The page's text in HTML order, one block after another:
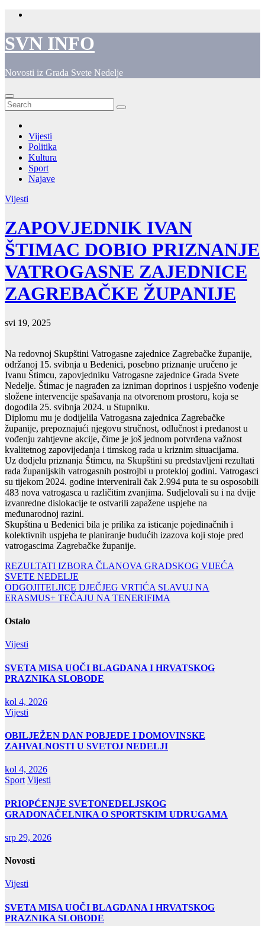
Skip
content
SVN INFO
Novosti iz Grada Svete Nedelje
Vijesti
Politika
Kultura
Sport
Najave
Vijesti
ZAPOVJEDNIK IVAN
ŠTIMAC DOBIO PRIZNANJE
VATROGASNE ZAJEDNICE
ZAGREBAČKE ŽUPANIJE
svi 19, 2025
Na redovnoj Skupštini Vatrogasne zajednice Zagrebačke županije,
održanoj 15. svibnja u Bedenici, posebno priznanje uručeno je
Ivanu Štimcu, zapovjedniku Vatrogasne zajednice Grada Svete
Nedelje. Štimac je nagrađen za izniman doprinos i uspješno vođenje
složene intervencije spašavanja na otvorenom prostoru, koja se
dogodila 25. svibnja 2024. u Stupniku.
Diplomu mu je dodijelila Vatrogasna zajednica Zagrebačke
županije, prepoznajući njegovu stručnost, odlučnost i predanost u
vođenju zahtjevne akcije, čime je još jednom potvrđena važnost
kvalitetnog zapovijedanja i timskog rada u kriznim situacijama.
Uz dodjelu priznanja Štimcu, na Skupštini su predstavljeni rezultati
rada županijskih vatrogasnih postrojbi u protekloj godini. Vatrogasci
su tijekom 2024. godine intervenirali čak 2.994 puta te su osposobili
483 nova vatrogasca u različitim zvanjima. Sudjelovali su i na dvije
izvanredne dislokacije te ostvarili zapažene uspjehe na
međunarodnoj razini.
Skupština u Bedenici bila je prilika za isticanje pojedinačnih i
kolektivnih uspjeha te planiranje budućih izazova koji stoje pred
vatrogascima Zagrebačke županije.
Navigacija
objava
REZULTATI IZBORA ČLANOVA GRADSKOG VIJEĆA
SVETE NEDELJE
ODGOJITELJICE DJEČJEG VRTIĆA SLAVUJ NA
ERASMUS+ TEČAJU NA TENERIFIMA
Ostalo
Vijesti
SVETA MISA UOČI BLAGDANA I HRVATSKOG
PRAZNIKA SLOBODE
kol 4, 2026
Vijesti
OBILJEŽEN DAN POBJEDE I DOMOVINSKE
ZAHVALNOSTI U SVETOJ NEDELJI
kol 4, 2026
Sport Vijesti
PRIOPĆENJE SVETONEDELJSKOG
GRADONAČELNIKA O SPORTSKIM UDRUGAMA
srp 29, 2026
Novosti
Vijesti
SVETA MISA UOČI BLAGDANA I HRVATSKOG
PRAZNIKA SLOBODE